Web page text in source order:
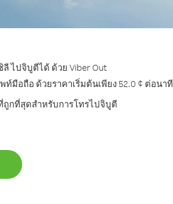
ไปจิบูตีได้ ด้วย Viber Out
มือถือ ด้วยราคาเริ่มต้นเพียง 52.0 ¢ ต่อนาที
ถูกที่สุดสำหรับการโทรไปจิบูตี